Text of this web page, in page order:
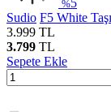
%
Sudio F5 White
3.999 TL
3.799 TL
Sepete Ekle